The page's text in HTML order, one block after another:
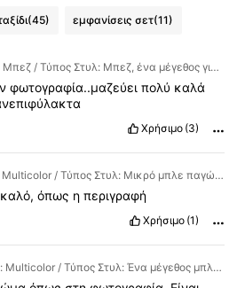
(45) εμφανίσεις σετ(11)
Χρώμα: Μπεζ / Τύπος Στυλ: Μπεζ, ένα μέγεθος για όλους + αντλία κενού
φωτογραφία..μαζεύειπολύ καλά
Χρήσιμο (3)
Χρώμα: Multicolor / Τύπος Στυλ: Μικρό μπλε παγώνι + χειροκίνητη αντλία
καλό,όπως ηπεριγραφή
Χρήσιμο (1)
Χρώμα: Multicolor / Τύπος Στυλ: Ένα μέγεθος μπλε παγώνι